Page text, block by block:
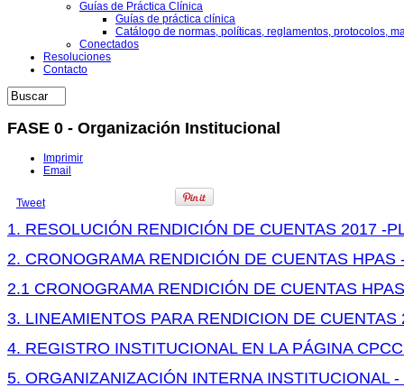
Guías de Práctica Clínica
Guías de práctica clínica
Catálogo de normas, políticas, reglamentos, protocolos,
Conectados
Resoluciones
Contacto
FASE 0 - Organización Institucional
Imprimir
Email
Tweet
1. RESOLUCIÓN RENDICIÓN DE CUENTAS 2017 -
2. CRONOGRAMA RENDICIÓN DE CUENTAS HPAS
2.1 CRONOGRAMA RENDICIÓN DE CUENTAS HPAS
3. LINEAMIENTOS PARA RENDICION DE CUENTAS
4. REGISTRO INSTITUCIONAL EN LA PÁGINA
5. ORGANIZANIZACIÓN INTERNA INSTITUCIONAL